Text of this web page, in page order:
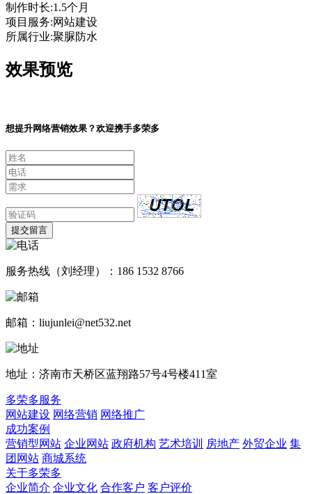
制作时长:1.5个月
项目服务:网站建设
所属行业:聚脲防水
效果预览
想提升网络营销效果？欢迎携手多荣多
提交留言
服务热线（刘经理）：186 1532 8766
邮箱：liujunlei@net532.net
地址：济南市天桥区蓝翔路57号4号楼411室
多荣多服务
网站建设 网络营销 网络推广
成功案例
营销型网站 企业网站 政府机构 艺术培训 房地产 外贸企业 集
团网站 商城系统
关于多荣多
企业简介 企业文化 合作客户 客户评价